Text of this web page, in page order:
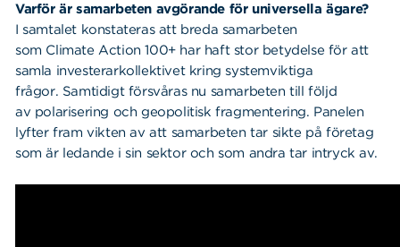
Varför är samarbeten avgörande för universella ägare?
I samtalet konstateras att breda samarbeten
som Climate Action 100+ har haft stor betydelse för att
samla investerarkollektivet kring systemviktiga
frågor. Samtidigt försvåras nu samarbeten till följd
av polarisering och geopolitisk fragmentering. Panelen
lyfter fram vikten av att samarbeten tar sikte på företag
som är ledande i sin sektor och som andra tar intryck av.